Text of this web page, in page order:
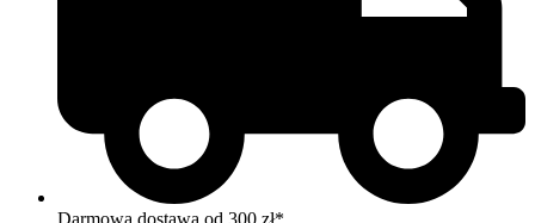
Darmowa dostawa od 300 zł*